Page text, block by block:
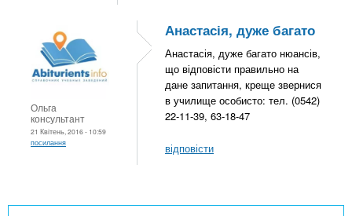
Ольга
консультант
21 Квітень, 2016 - 10:59
посилання
Анастасія, дуже багато
Анастасія, дуже багато нюансів,
що відповісти правильно на
дане запитання, креще звернися
в училище особисто: тел. (0542)
22-11-39, 63-18-47
відповісти